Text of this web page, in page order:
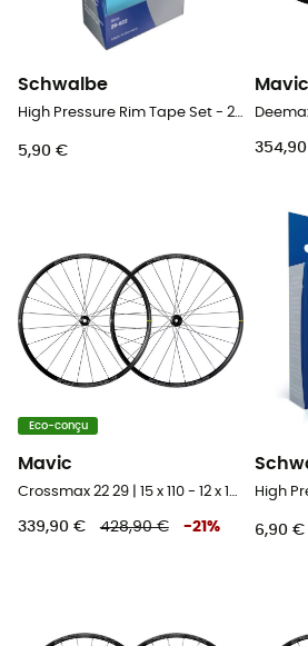
Schwalbe
5,90 €
Mavic
Eco-conçu
Mavic
339,90 € 428,90 € -21 % 6,90 €